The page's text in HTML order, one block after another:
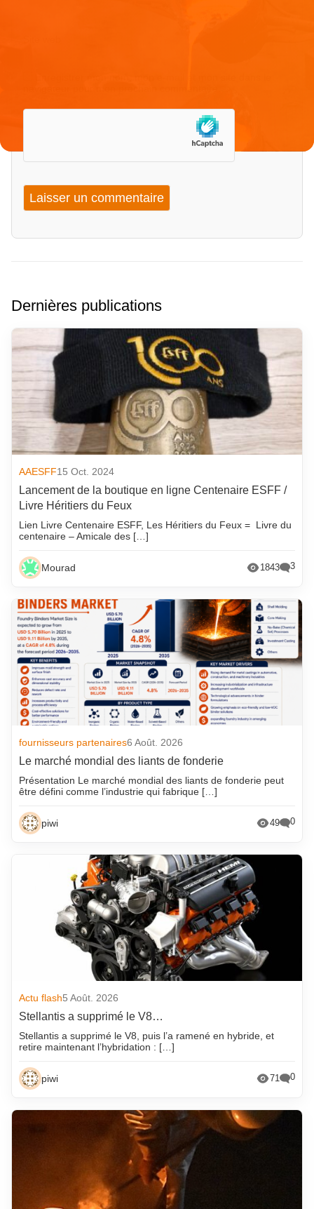
Dernières publications
AAESFF15 Oct. 2024
Lancement de la boutique en ligne Centenaire ESFF /
Livre Héritiers du Feux
Lien Livre Centenaire ESFF, Les Héritiers du Feux = Livre du
centenaire – Amicale des […]
Mourad 1843 3
fournisseurs partenaires6 Août. 2026
Le marché mondial des liants de fonderie
Présentation Le marché mondial des liants de fonderie peut
être défini comme l’industrie qui fabrique […]
piwi 49 0
Actu flash5 Août. 2026
Stellantis a supprimé le V8…
Stellantis a supprimé le V8, puis l’a ramené en hybride, et
retire maintenant l’hybridation : […]
piwi 71 0